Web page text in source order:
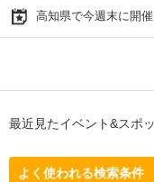
高知県で今週末に開
最近見たイベント&スポ
よく使われる検索条件